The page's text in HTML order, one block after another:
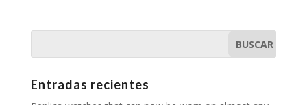
Entradas recientes